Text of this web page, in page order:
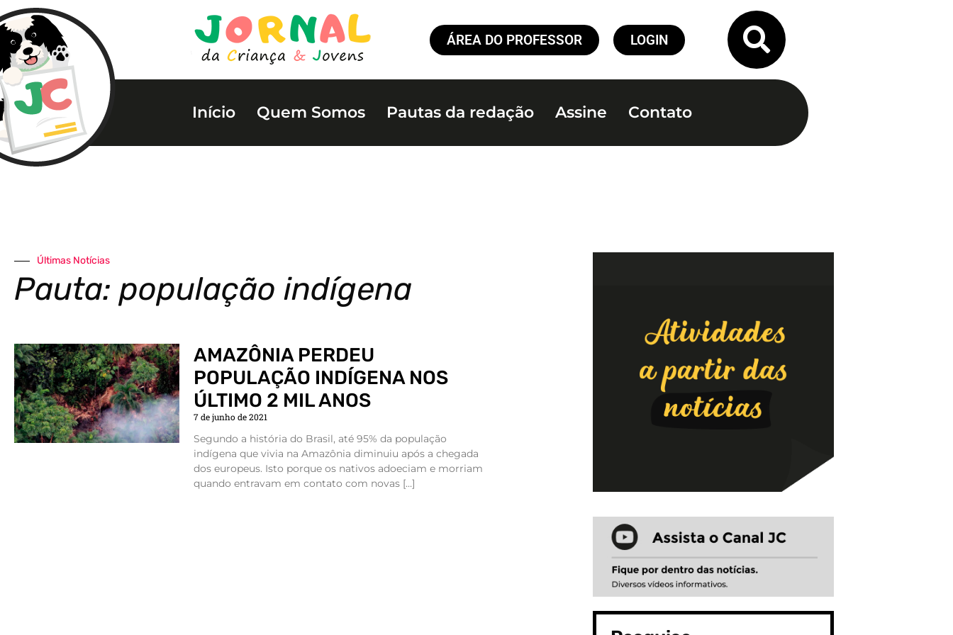
ÁREA DO PROFESSOR LOGIN
Início Quem Somos Pautas da redação Assine Contato
Últimas Notícias
Pauta: população indígena
AMAZÔNIA PERDEU
POPULAÇÃO INDÍGENA NOS
ÚLTIMO 2 MIL ANOS
7 de junho de 2021
Segundo a história do Brasil, até 95% da população
indígena que vivia na Amazônia diminuiu após a chegada
dos europeus. Isto porque os nativos adoeciam e morriam
quando entravam em contato com novas […]